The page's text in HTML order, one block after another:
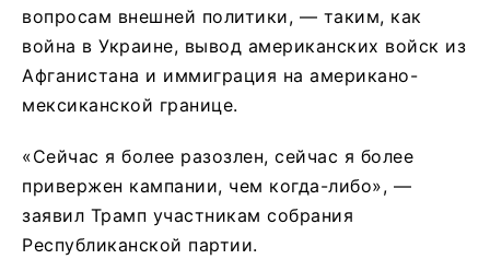
вопросам внешней политики, — таким, как
война в Украине, вывод американских войск из
Афганистана и иммиграция на американо-
мексиканской границе.
«Сейчас я более разозлен, сейчас я более
привержен кампании, чем когда-либо», —
заявил Трамп участникам собрания
Республиканской партии.